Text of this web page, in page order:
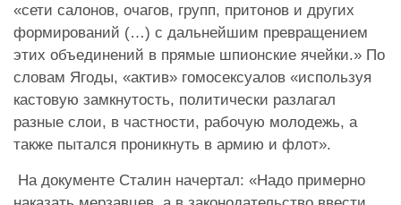
«сети салонов, очагов, групп, притонов и других
формирований (…) с дальнейшим превращением
этих объединений в прямые шпионские ячейки.» По
словам Ягоды, «актив» гомосексуалов «используя
кастовую замкнутость, политически разлагал
разные слои, в частности, рабочую молодежь, а
также пытался проникнуть в армию и флот».
На документе Сталин начертал: «Надо примерно